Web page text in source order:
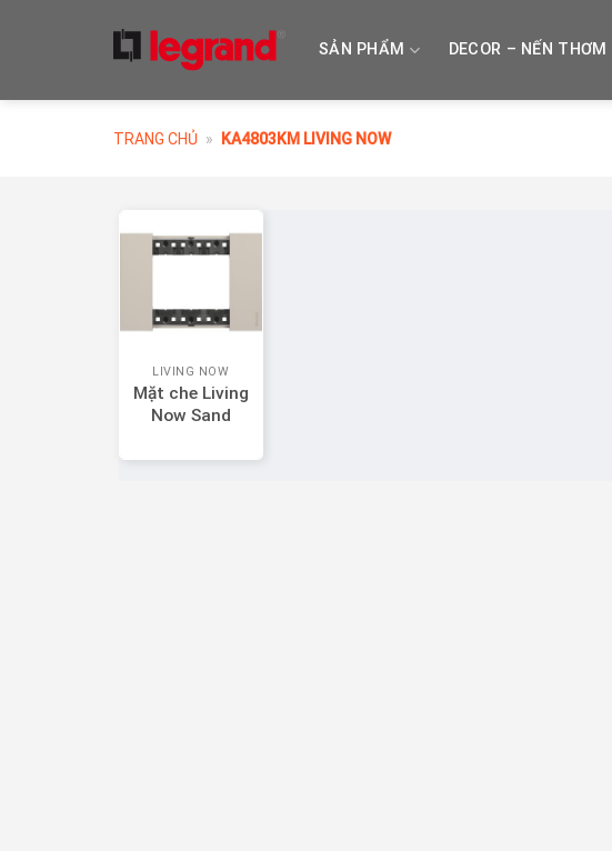
SẢN PHẨM DECOR – NẾN THƠM
TRANG CHỦ » KA4803KM LIVING NOW
LIVING NOW
Mặt che Living
Now Sand